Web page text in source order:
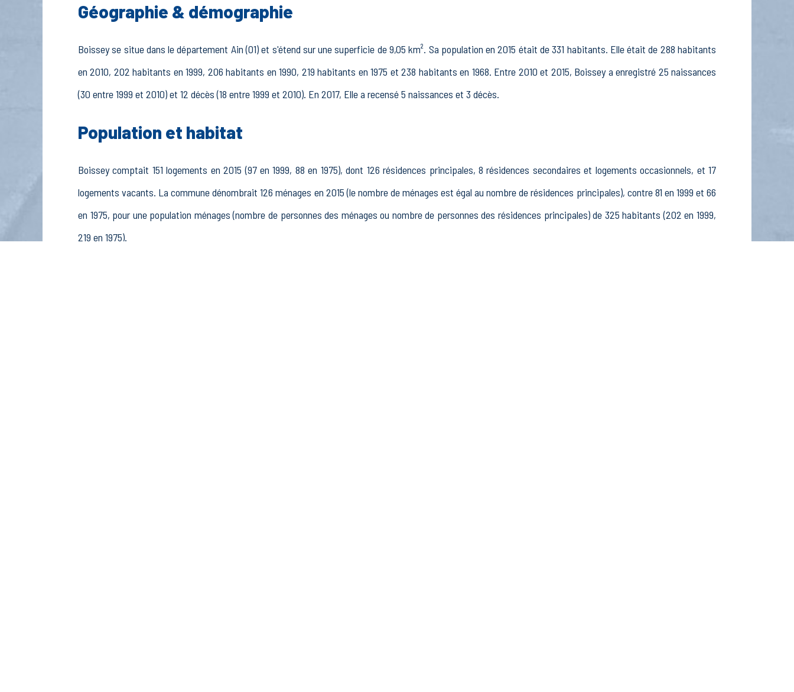
Géographie & démographie
Boissey se situe dans le département Ain (01) et s'étend sur une superficie de 9,05 km². Sa population en 2015 était de 331 habitants. Elle était de 288 habitants
en 2010, 202 habitants en 1999, 206 habitants en 1990, 219 habitants en 1975 et 238 habitants en 1968. Entre 2010 et 2015, Boissey a enregistré 25 naissances
(30 entre 1999 et 2010) et 12 décès (18 entre 1999 et 2010). En 2017, Elle a recensé 5 naissances et 3 décès.
Population et habitat
Boissey comptait 151 logements en 2015 (97 en 1999, 88 en 1975), dont 126 résidences principales, 8 résidences secondaires et logements occasionnels, et 17
logements vacants. La commune dénombrait 126 ménages en 2015 (le nombre de ménages est égal au nombre de résidences principales), contre 81 en 1999 et 66
en 1975, pour une population ménages (nombre de personnes des ménages ou nombre de personnes des résidences principales) de 325 habitants (202 en 1999,
219 en 1975).